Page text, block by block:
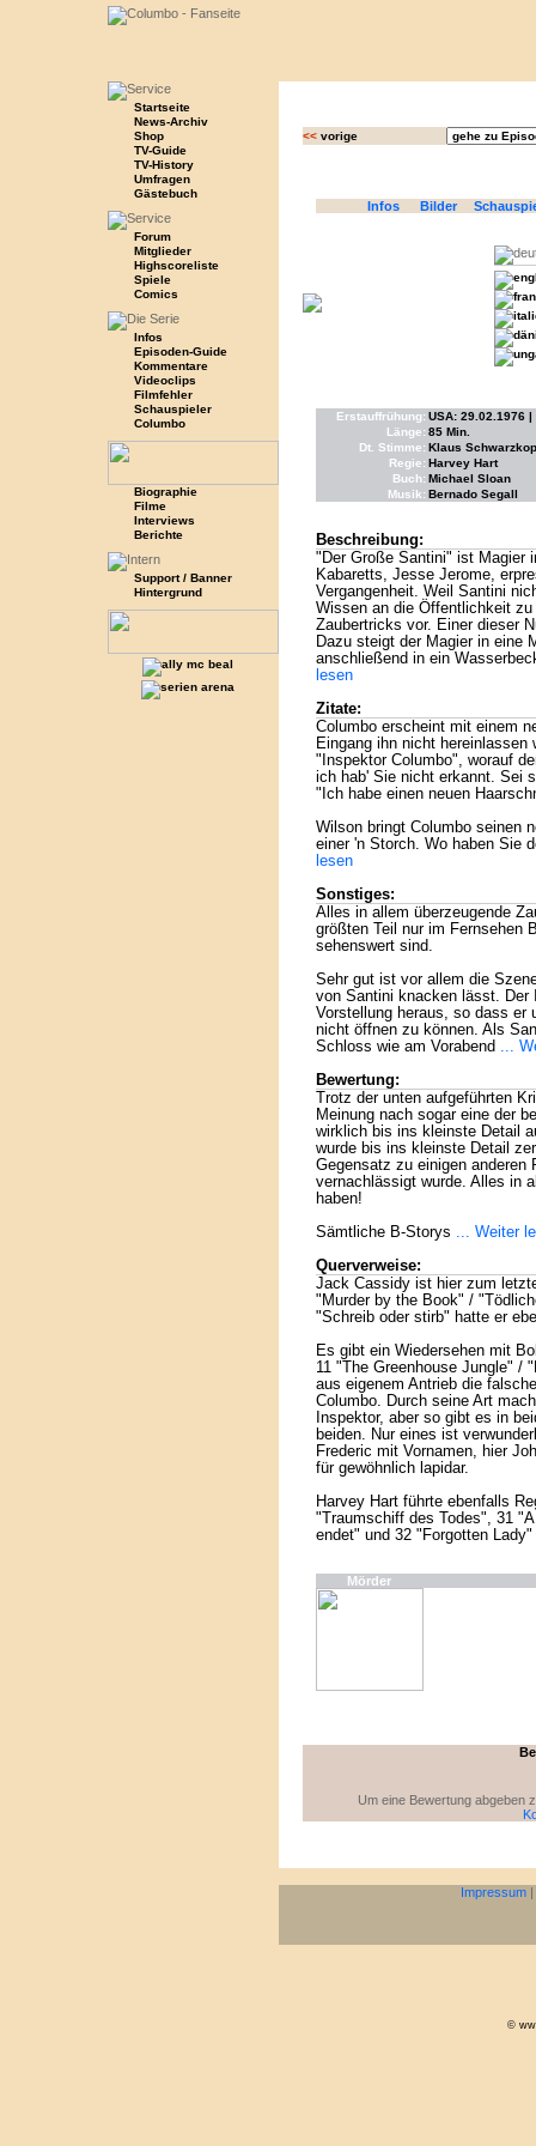
Startseite
News-Archiv
Shop
TV-Guide
TV-History
Umfragen
Gästebuch
Forum
Mitglieder
Highscoreliste
Spiele
Comics
Infos
Episoden-Guide
Kommentare
Videoclips
Filmfehler
Schauspieler
Columbo
Biographie
Filme
Interviews
Berichte
Support / Banner
Hintergrund
<<vorige
Infos Bilder
Erstauffrühung: USA: 29.02.1976 |
Länge: 85 Min.
Dt. Stimme: Klaus
Regie: Harvey Hart
Buch: Michael Sloan
Musik: Bernado Segall
Beschreibung:
"Der Große Santini" ist Magier
Kabaretts, Jesse Jerome,
Vergangenheit. Weil Santini
Wissen an die Öffentlichkeit
Zaubertricks vor. Einer dieser
Dazu steigt der Magier in eine
anschließend in ein
lesen
Zitate:
Columbo erscheint mit einem
Eingang ihn nicht
"Inspektor Columbo", worauf
ich hab' Sie nicht erkannt. Sei
"Ich habe einen neuen
Wilson bringt Columbo seinen
einer 'n Storch. Wo haben Sie
lesen
Sonstiges:
Alles in allem überzeugende
größten Teil nur im Fernsehen
sehenswert sind.
Sehr gut ist vor allem die
von Santini knacken lässt. Der
Vorstellung heraus, so dass er
nicht öffnen zu können. Als
Schloss wie am Vorabend ...
Bewertung:
Trotz der unten aufgeführten
Meinung nach sogar eine der
wirklich bis ins kleinste Detail
wurde bis ins kleinste Detail
Gegensatz zu einigen anderen
vernachlässigt wurde. Alles in
haben!
Sämtliche B-Storys ... Weiter
Querverweise:
Jack Cassidy ist hier zum
"Murder by the Book" /
"Schreib oder stirb" hatte er
Es gibt ein Wiedersehen mit
11 "The Greenhouse Jungle" /
aus eigenem Antrieb die
Columbo. Durch seine Art
Inspektor, aber so gibt es in
beiden. Nur eines ist
Frederic mit Vornamen, hier
für gewöhnlich lapidar.
Harvey Hart führte ebenfalls
"Traumschiff des Todes", 31
endet" und 32 "Forgotten
Mörder
Um eine Bewertung abgeben
Impressum |
©